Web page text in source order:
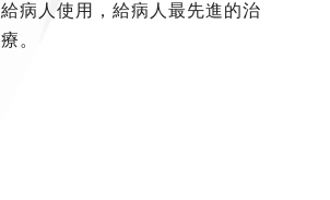
給病人使用，給病人最先進的治
療。